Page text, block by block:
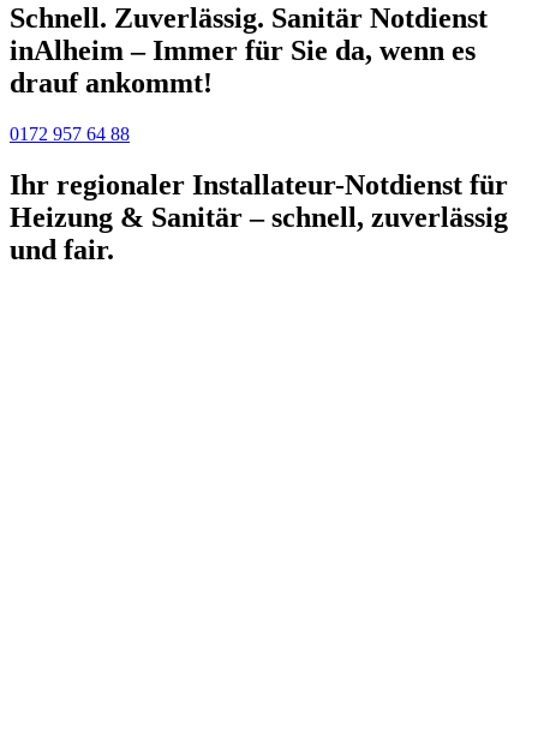
Schnell. Zuverlässig. Sanitär Notdienst
inAlheim – Immer für Sie da, wenn es
drauf ankommt!
0172 957 64 88
Ihr regionaler Installateur-Notdienst für
Heizung & Sanitär – schnell, zuverlässig
und fair.